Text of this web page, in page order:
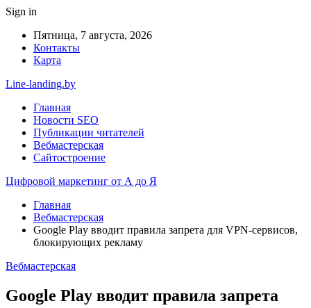
Sign in
Пятница, 7 августа, 2026
Контакты
Карта
Line-landing.by
Главная
Новости SEO
Публикации читателей
Вебмастерская
Сайтостроение
Цифровой маркетинг от А до Я
Главная
Вебмастерская
Google Play вводит правила запрета для VPN-сервисов,
блокирующих рекламу
Вебмастерская
Google Play вводит правила запрета